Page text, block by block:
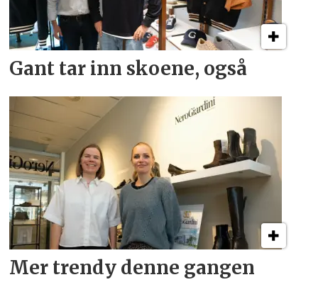
Gant tar inn skoene, også
Mer trendy denne gangen